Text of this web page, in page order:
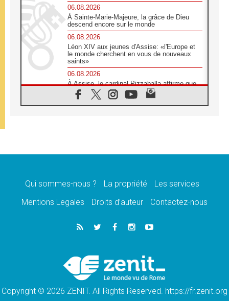
06.08.2026
À Sainte-Marie-Majeure, la grâce de Dieu
descend encore sur le monde
06.08.2026
Léon XIV aux jeunes d'Assise: «l'Europe et
le monde cherchent en vous de nouveaux
saints»
06.08.2026
À Assise, le cardinal Pizzaballa affirme que
«les chrétiens veulent la paix»
06.08.2026
message de paix et de dignité humaine»
«La visite du Pape en Uruguay renforcera
05.08.2026
Le nonce en Ukraine: «Il est inquiétant
Léon XIV au Pérou, une lueur d'espoir pour
un peuple en quête de paix
Qui sommes-nous ? La propriété
Les services
Mentions Legales
Droits d’auteur Contactez-nous
Copyright © 2026 ZENIT. All Rights Reserved. https://fr.zenit.org